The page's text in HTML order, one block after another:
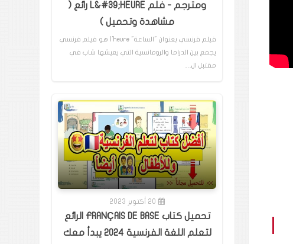
ومترجم - فلم L&#39;HEURE رائع (
مشاهدة وتحميل )
فيلم فرنسي بعنوان "الساعة" l'heure هو فيلم فرنسي
يجمع بين الدراما والرومانسية التي يعيشها شاب في
مقتبل ال…
20 أكتوبر 2023
تحميل كتاب FRANÇAIS DE BASE الرائع
لتعلم اللغة الفرنسية 2024 يبدأ معك